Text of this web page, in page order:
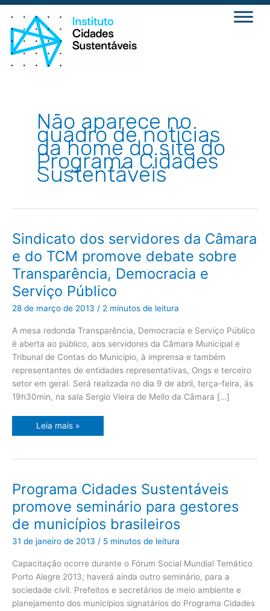
Ir
para
conteúdo
Não aparece no
quadro de notícias
da home do site do
Programa Cidades
Sustentáveis
Sindicato dos servidores da Câmara
e do TCM promove debate sobre
Transparência, Democracia e
Serviço Público
28 de março de 2013 / 2 minutos de leitura
A mesa redonda Transparência, Democracia e Serviço Público
é aberta ao público, aos servidores da Câmara Municipal e
Tribunal de Contas do Município, à imprensa e também
representantes de entidades representativas, Ongs e terceiro
setor em geral. Será realizada no dia 9 de abril, terça-feira, ás
19h30min, na sala Sergio Vieira de Mello da Câmara […]
Sindicato
dos
servidores
da
Câmara
e
do
TCM
promove
sobre
Democracia
e
Serviço
Público
Leia mais »
Programa Cidades Sustentáveis
promove seminário para gestores
de municípios brasileiros
31 de janeiro de 2013 / 5 minutos de leitura
Capacitação ocorre durante o Fórum Social Mundial Temático
Porto Alegre 2013; haverá ainda outro seminário, para a
sociedade civil. Prefeitos e secretários de meio ambiente e
planejamento dos municípios signatários do Programa Cidades
Cidades
Sustentáveis
promove
seminário
para
gestores
de
municípios